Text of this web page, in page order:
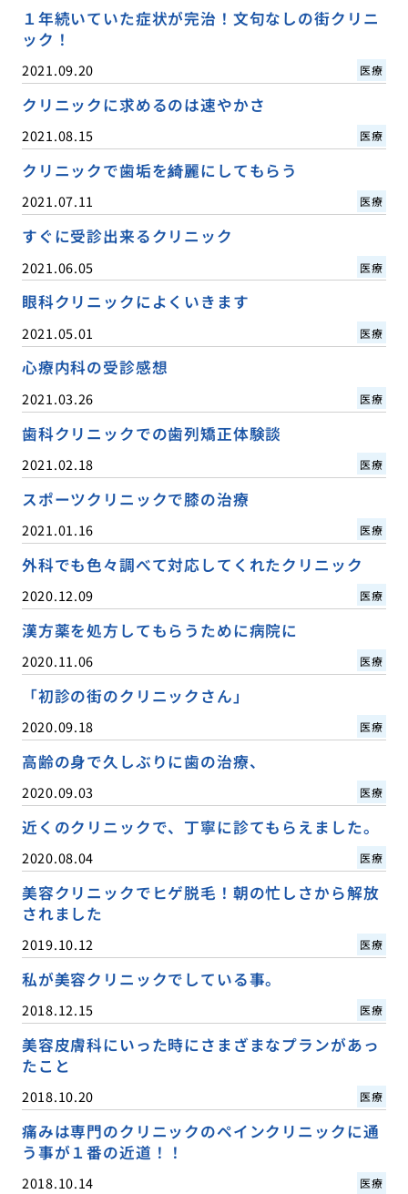
１年続いていた症状が完治！文句なしの街クリニ
ック！
2021.09.20 医療
クリニックに求めるのは速やかさ
2021.08.15 医療
クリニックで歯垢を綺麗にしてもらう
2021.07.11 医療
すぐに受診出来るクリニック
2021.06.05 医療
眼科クリニックによくいきます
2021.05.01 医療
心療内科の受診感想
2021.03.26 医療
歯科クリニックでの歯列矯正体験談
2021.02.18 医療
スポーツクリニックで膝の治療
2021.01.16 医療
外科でも色々調べて対応してくれたクリニック
2020.12.09 医療
漢方薬を処方してもらうために病院に
2020.11.06 医療
「初診の街のクリニックさん」
2020.09.18 医療
高齢の身で久しぶりに歯の治療、
2020.09.03 医療
近くのクリニックで、丁寧に診てもらえました。
2020.08.04 医療
美容クリニックでヒゲ脱毛！朝の忙しさから解放
されました
2019.10.12 医療
私が美容クリニックでしている事。
2018.12.15 医療
美容皮膚科にいった時にさまざまなプランがあっ
たこと
2018.10.20 医療
痛みは専門のクリニックのペインクリニックに通
う事が１番の近道！！
2018.10.14 医療